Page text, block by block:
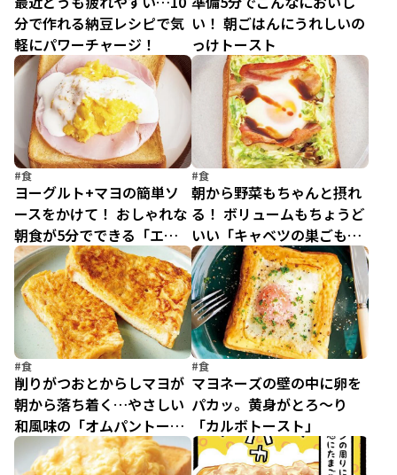
分で作れる納豆レシピで気
軽にパワーチャージ！
い！ 朝ごはんにうれしいの
っけトースト
#食
ヨーグルト+マヨの簡単ソ
ースをかけて！ おしゃれな
朝食が5分でできる「エッ
グベネディクト風トース
ト」
#食
朝から野菜もちゃんと摂れ
る！ ボリュームもちょうど
いい「キャベツの巣ごもり
トースト」
#食
削りがつおとからしマヨが
朝から落ち着く…やさしい
和風味の「オムパントース
ト」
#食
マヨネーズの壁の中に卵を
パカッ。黄身がとろ～り
「カルボトースト」